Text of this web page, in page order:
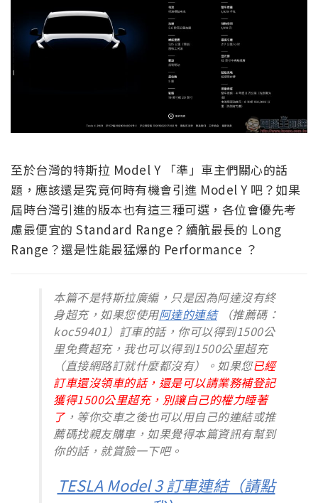
至於台灣的特斯拉 Model Y 「準」車主們關心的話
題，應該還是究竟何時有機會引進 Model Y 吧？如果
屆時台灣引進的版本也有這三種可選，各位會優先考
慮最便宜的 Standard Range？續航最長的 Long
Range？還是性能最猛爆的 Performance ？
本篇不是特斯拉廣編，只是因為阿達沒有終
身超充，如果您使用阿達的連結（推薦碼：
koc59401）訂車的話，你可以得到1500公
里免費超充，我也可以得到1500公里超充
（直接網路訂就什麼都沒有）。如果您已經
訂車還沒領車的話，還是可以請業務補登記
獲得1500公里超充，別讓自己的權力睡著
了，等你交車之後也可以用自己的連結或推
薦碼找親友購車，如果覺得本篇資訊有幫到
你的話，就賞臉一下吧。
TESLA Model 3 訂車連結（請點